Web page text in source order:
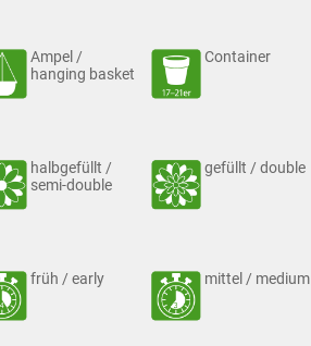
Ampel /
hanging basket
Container
halbgefüllt /
semi-double
gefüllt / double
früh / early mittel / medium